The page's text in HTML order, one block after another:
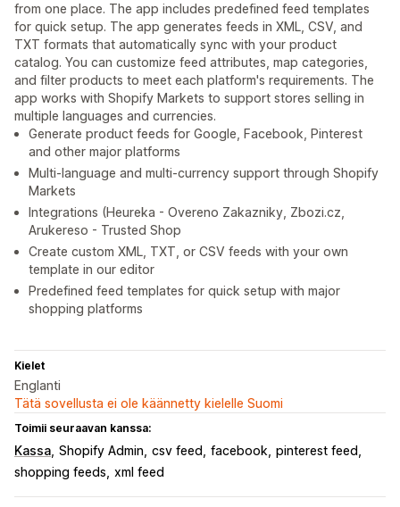
from one place. The app includes predefined feed templates
for quick setup. The app generates feeds in XML, CSV, and
TXT formats that automatically sync with your product
catalog. You can customize feed attributes, map categories,
and filter products to meet each platform's requirements. The
app works with Shopify Markets to support stores selling in
multiple languages and currencies.
Generate product feeds for Google, Facebook, Pinterest
and other major platforms
Multi-language and multi-currency support through Shopify
Markets
Integrations (Heureka - Overeno Zakazniky, Zbozi.cz,
Arukereso - Trusted Shop
Create custom XML, TXT, or CSV feeds with your own
template in our editor
Predefined feed templates for quick setup with major
shopping platforms
Kielet
Englanti
Tätä sovellusta ei ole käännetty kielelle Suomi
Toimii seuraavan kanssa:
Kassa Shopify Admin csv feed facebook pinterest feed
shopping feeds xml feed